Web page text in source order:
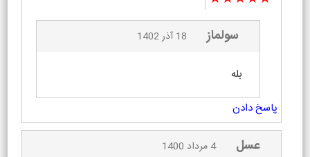
سولماز 18 آذر 1402
بله
پاسخ دادن
عسل 4 مرداد 1400